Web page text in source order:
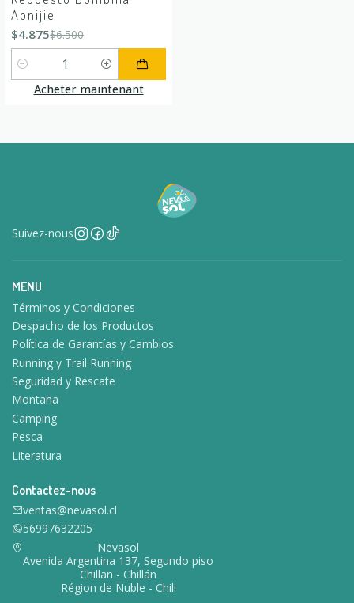
Aonijie
$4.875$6.500
Quantité
Acheter maintenant
Suivez-nous
MENU
Términos y Condiciones
Despacho de los Productos
Política de Garantías y Cambios
Running y Trail Running
Seguridad y Rescate
Montaña
Camping
Pesca
Literatura
Contactez-nous
ventas@nevasol.cl
56997632205
Nevasol
Avenida Argentina 137, Segundo piso
Chillan - Chillán
Région de Ñuble - Chili